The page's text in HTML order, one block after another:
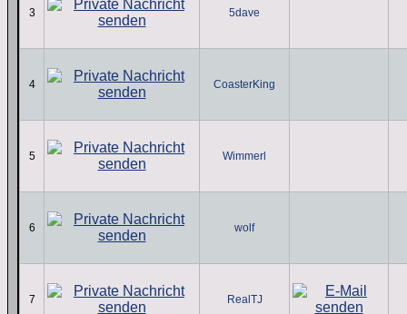
3 5dave
4 CoasterKing
5 Wimmerl
6 wolf
7 RealTJ